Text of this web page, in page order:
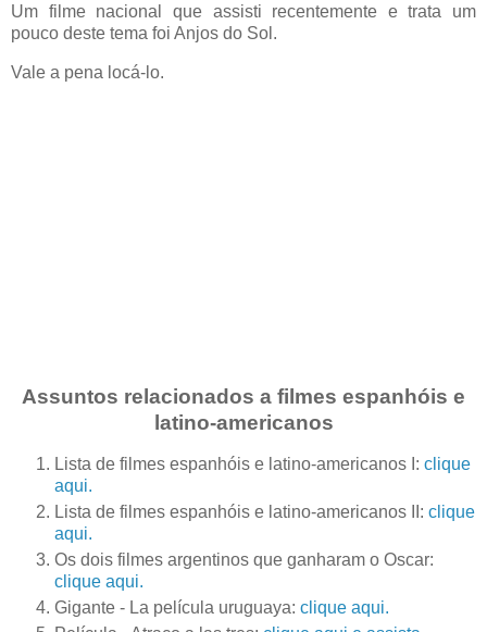
Um filme nacional que assisti recentemente e trata um
pouco deste tema foi Anjos do Sol.
Vale a pena locá-lo.
Assuntos relacionados a filmes espanhóis e
latino-americanos
Lista de filmes espanhóis e latino-americanos I: clique
aqui.
Lista de filmes espanhóis e latino-americanos II: clique
aqui.
Os dois filmes argentinos que ganharam o Oscar:
clique aqui.
Gigante - La película uruguaya: clique aqui.